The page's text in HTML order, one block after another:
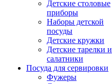
Детские столовые
приборы
Наборы детской
посуды
Детские кружки
Детские тарелки и
салатники
Посуда для сервировки
Фужеры